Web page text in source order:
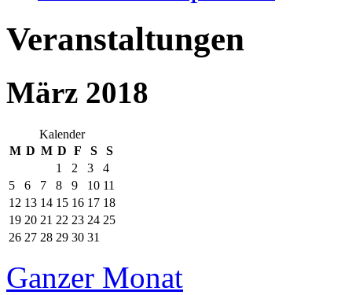
Veranstaltungen
März 2018
Kalender
M D M D F S
S
1
2 3
4
5
6 7 8 9 10 11
12 13 14 15 16 17 18
19 20 21 22 23 24 25
26 27 28 29 30 31
Ganzer Monat